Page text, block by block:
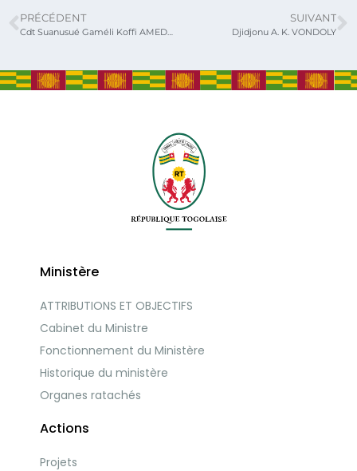
PRÉCÉDENT SUIVANT
Djidjonu A. K. VONDOLY
Ministère
ATTRIBUTIONS ET OBJECTIFS
Cabinet du Ministre
Fonctionnement du Ministère
Historique du ministère
Organes ratachés
Actions
Projets